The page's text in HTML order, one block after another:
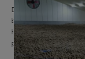
De totale voorraad
bewaarschuren ligt,
helft van de
procent meer...